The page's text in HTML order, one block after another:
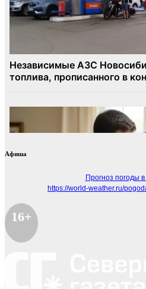
Афиша
Прогноз погоды
https://world-weather.ru/
16+